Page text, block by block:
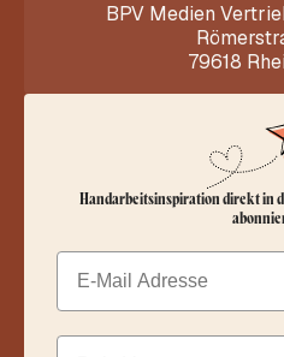
BPV Medien
79618
Handarbeitsinspiration direkt in
Email
Dein Vorname